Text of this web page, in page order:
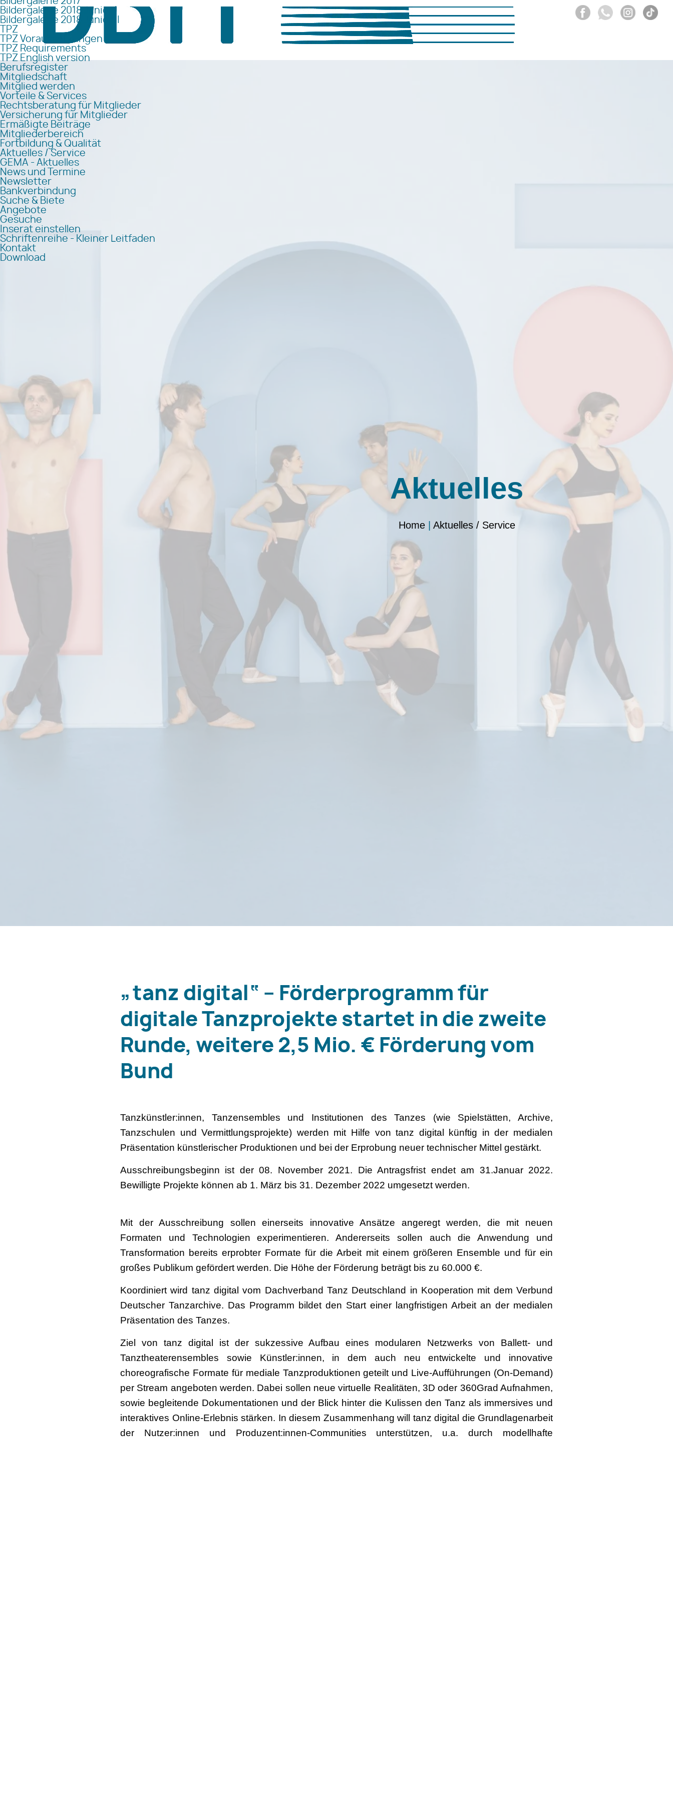
Bildergalerie 2018 Junior I
Bildergalerie 2018 Junior II
TPZ
TPZ Voraussetzungen
TPZ Requirements
TPZ English version
Berufsregister
Mitgliedschaft
Mitglied werden
Vorteile & Services
Rechtsberatung für Mitglieder
Versicherung für Mitglieder
Ermäßigte Beiträge
Mitgliederbereich
Fortbildung & Qualität
Aktuelles / Service
GEMA - Aktuelles
News und Termine
Newsletter
Bankverbindung
Suche & Biete
Angebote
Gesuche
Inserat einstellen
Schriftenreihe - Kleiner Leitfaden
Kontakt
Download
Aktuelles
Home| Aktuelles / Service
„tanz digital“ – Förderprogramm für
digitale Tanzprojekte startet in die zweite
Runde, weitere 2,5 Mio. € Förderung vom
Bund
Tanzkünstler:innen, Tanzensembles und Institutionen des Tanzes (wie Spielstätten, Archive,
Tanzschulen und Vermittlungsprojekte) werden mit Hilfe von tanz digital künftig in der medialen
Präsentation künstlerischer Produktionen und bei der Erprobung neuer technischer Mittel gestärkt.
Ausschreibungsbeginn ist der 08. November 2021. Die Antragsfrist endet am 31.Januar 2022.
Bewilligte Projekte können ab 1. März bis 31. Dezember 2022 umgesetzt werden.
Mit der Ausschreibung sollen einerseits innovative Ansätze angeregt werden, die mit neuen
Formaten und Technologien experimentieren. Andererseits sollen auch die Anwendung und
Transformation bereits erprobter Formate für die Arbeit mit einem größeren Ensemble und für ein
großes Publikum gefördert werden. Die Höhe der Förderung beträgt bis zu 60.000 €.
Koordiniert wird tanz digital vom Dachverband Tanz Deutschland in Kooperation mit dem Verbund
Deutscher Tanzarchive. Das Programm bildet den Start einer langfristigen Arbeit an der medialen
Präsentation des Tanzes.
Ziel von tanz digital ist der sukzessive Aufbau eines modularen Netzwerks von Ballett- und
Tanztheaterensembles sowie Künstler:innen, in dem auch neu entwickelte und innovative
choreografische Formate für mediale Tanzproduktionen geteilt und Live-Aufführungen (On-Demand)
per Stream angeboten werden. Dabei sollen neue virtuelle Realitäten, 3D oder 360Grad Aufnahmen,
sowie begleitende Dokumentationen und der Blick hinter die Kulissen den Tanz als immersives und
interaktives Online-Erlebnis stärken. In diesem Zusammenhang will tanz digital die Grundlagenarbeit
der Nutzer:innen und Produzent:innen-Communities unterstützen, u.a. durch modellhafte